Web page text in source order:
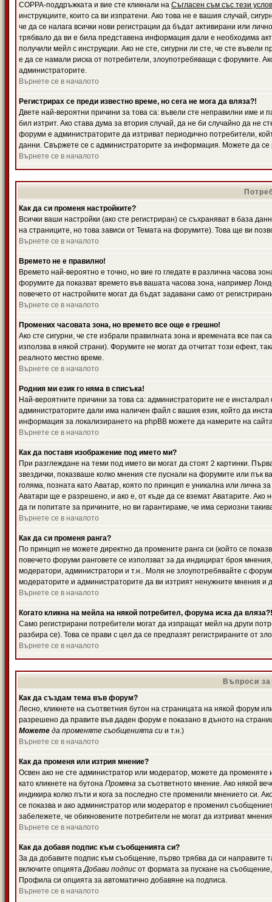
COPPA-поддръжката и вие сте кликнали на Съгласен съм със тези
инструкциите, които са ви изпратени. Ако това не е вашия случай,
че да се налага всички нови регистрации да бъдат активирани или
трябвало да ви е била представена информация дали е необходима
получили мейл с инструкции. Ако не сте, сигурни ли сте, че сте
е да се намали риска от потребители, злоупотребяващи с форумите.
администраторите.
Върнете се в началото
Регистрирах се преди известно време, но сега не мога да вляза?!
Двете най-вероятни причини за това са: въвели сте неправилни име и
бил изтрит. Ако става дума за втория случай, да не би случайно да
форуми е администраторите да изтриват периодично потребители,
данни. Свържете се с администраторите за информация. Можете да се
Върнете се в началото
Как да си променя настройките?
Всички ваши настройки (ако сте регистриран) се съхраняват в база
на страниците, но това зависи от Темата на форумите). Това ще ви
Върнете се в началото
Времето не е правилно!
Времето най-вероятно е точно, но вие го гледате в различна часова
форумите да показват времето във вашата часова зона, например
повечето от настройките могат да бъдат задавани само от
Върнете се в началото
Промених часовата зона, но времето все още е грешно!
Ако сте сигурни, че сте избрали правилната зона и времената все
използва в някой страни). Форумите не могат да отчитат този ефект,
реалното местно време.
Върнете се в началото
Родния ми език го няма в списъка!
Най-вероятните причини за това са: администраторите не е
администраторите дали има наличен файл с вашия език, който да
информация за локализирането на phpBB можете да намерите на
Върнете се в началото
Как да поставя изображение под името ми?
При разглеждане на теми под името ви могат да стоят 2 картинки.
звездички, показваше колко мнения сте пуснали на форумите или пък
голяма, позната като Аватар, която по принцип е уникална или лична
Аватари ще е разрешено, и ако е, от къде да се вземат Аватарите.
да ги попитате за причините, но ви гарантираме, че има сериозни
Върнете се в началото
Как да си променя ранга?
По принцип не можете директно да промените ранга си (който се
повечето форуми ранговете се използват за да индицират броя
модератори, администратори и т.н.. Моля не злоупотребявайте с
модераторите и администраторите да ви изтрият ненужните мнения и
Върнете се в началото
Когато кликна на мейла на някой потребител, форума иска да вляза?!
Само регистрирани потребители могат да изпращат мейл на други
разбира се). Това се прави с цел да се предпазят регистрираните от
Върнете се в началото
Въпроси
Как да създам тема във форум?
Лесно, кликнете на съответния бутон на страницата на някой форум
разрешено да правите във даден форум е показано в дъното на
Можете да променяте съобщенията си и т.н.)
Върнете се в началото
Как да променя или изтрия мнение?
Освен ако не сте администратор или модератор, можете да
като кликнете на бутона Промяна за съответното мнение. Ако някой
индикира колко пъти и кога за последно сте променили мнението си.
се показва и ако администратор или модератор е променил
забележете, че обикновените потребители не могат да изтриват
Върнете се в началото
Как да добавя подпис към съобщенията си?
За да добавите подпис към съобщение, първо трябва да си
включите опциятаДобави подпис от формата за пускане на
Профила си опцията за автоматично добавяне на подписа.
Върнете се в началото